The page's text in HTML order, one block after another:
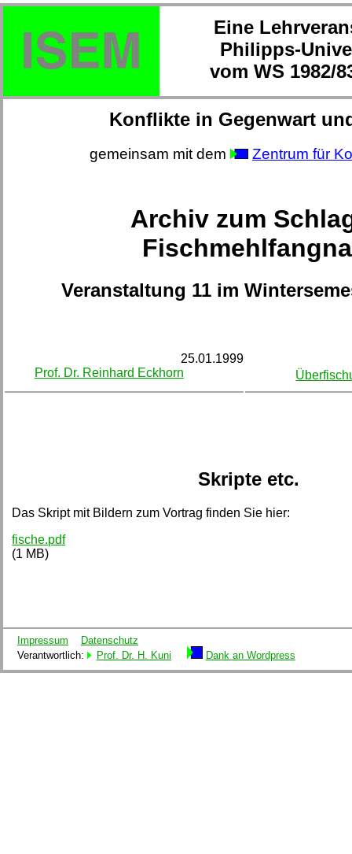
Eine
Philipps-
vom WS 1982/
Konflikte in Gegenwart
gemeinsam mit dem Zentrum für
Archiv zum
Veranstaltung 11 im
25.01.1999
Prof. Dr. Reinhard Eckhorn
Skripte etc.
Das Skript mit Bildern zum Vortrag finden Sie hier:
fische.pdf
(1 MB)
Impressum
Datenschutz
Verantwortlich:
Prof. Dr. H. Kuni Dank an Wordpress